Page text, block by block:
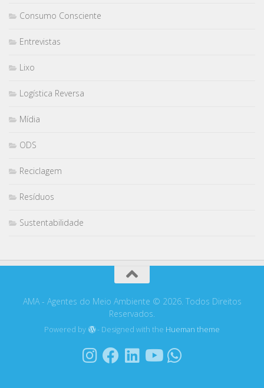
Consumo Consciente
Entrevistas
Lixo
Logística Reversa
Mídia
ODS
Reciclagem
Resíduos
Sustentabilidade
AMA - Agentes do Meio Ambiente © 2026. Todos Direitos
Reservados.
Powered by - Designed with the Hueman theme